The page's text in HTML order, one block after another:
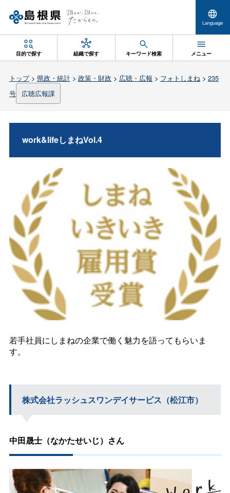
Language
目的で探す 組織で探す キーワード検索 メニュー
トップ> 県政・統計> 政策・財政 > 広聴・広報 > フォトしまね> 235
号
広聴広報課
work&lifeしまねVol.4
若手社員にしまねの企業で働く魅力を語ってもらいま
す。
株式会社ラッシュスワンデイサービス（松江市）
中田晟士（なかたせいじ）さん